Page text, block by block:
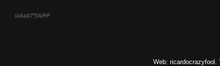
whatsapp
Web: